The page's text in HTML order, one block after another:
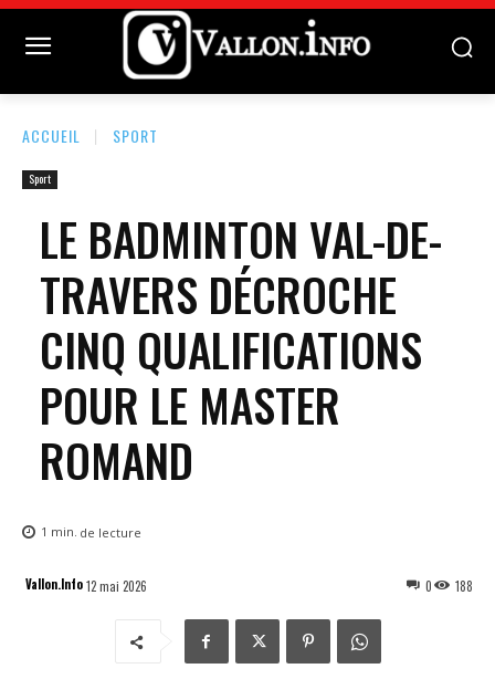
ACCUEIL SPORT
Sport
LE BADMINTON VAL-DE-
TRAVERS DÉCROCHE
CINQ QUALIFICATIONS
POUR LE MASTER
ROMAND
1 min. de lecture
Vallon.Info12 mai 2026 188
0